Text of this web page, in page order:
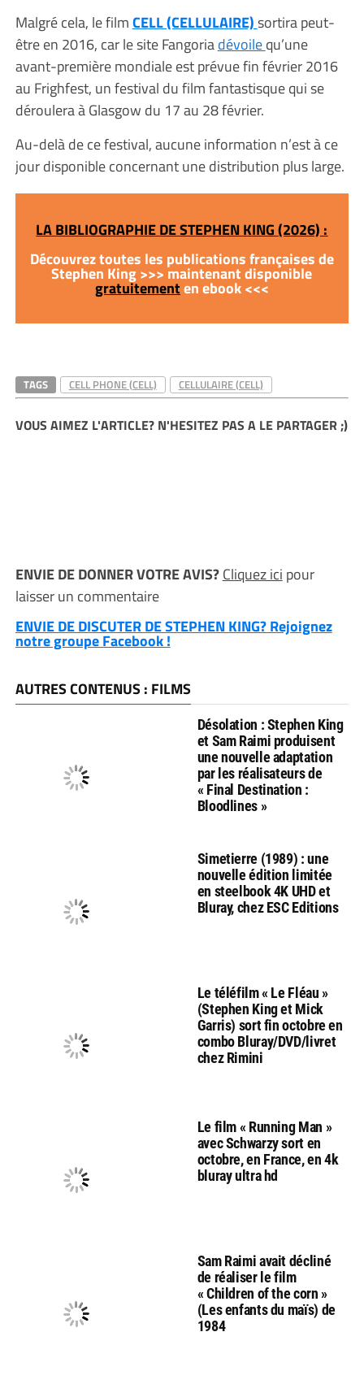
Malgré cela, le filmCELL (CELLULAIRE)sortira peut-
être en 2016, car le site Fangoriadévoilequ’une
avant-première mondiale est prévue fin février 2016
au Frighfest, un festival du film fantastisque qui se
déroulera à Glasgow du 17 au 28 février.
Au-delà de ce festival, aucune information n’est à ce
jour disponible concernant une distribution plus large.
LA BIBLIOGRAPHIE DE STEPHEN KING (2026) :
Découvrez toutes les publications françaises de
Stephen King >>> maintenant disponible
gratuitementen ebook <<<
TAGS CELL PHONE (CELL) CELLULAIRE (CELL)
VOUS AIMEZ L'ARTICLE? N'HESITEZ PAS A LE PARTAGER ;)
ENVIE DE DONNER VOTRE AVIS?Cliquez ici pour
laisser un commentaire
ENVIE DE DISCUTER DE STEPHEN KING? Rejoignez
notre groupe Facebook !
AUTRES CONTENUS : FILMS
Désolation : Stephen King
et Sam Raimi produisent
une nouvelle adaptation
par les réalisateurs de
« Final Destination :
Bloodlines »
Simetierre (1989) : une
nouvelle édition limitée
en steelbook 4K UHD et
Bluray, chez ESC Editions
Le téléfilm « Le Fléau »
(Stephen King et Mick
Garris) sort fin octobre en
combo Bluray/DVD/livret
chez Rimini
Le film « Running Man »
avec Schwarzy sort en
octobre, en France, en 4k
bluray ultra hd
Sam Raimi avait décliné
de réaliser le film
« Children of the corn »
(Les enfants du maïs) de
1984